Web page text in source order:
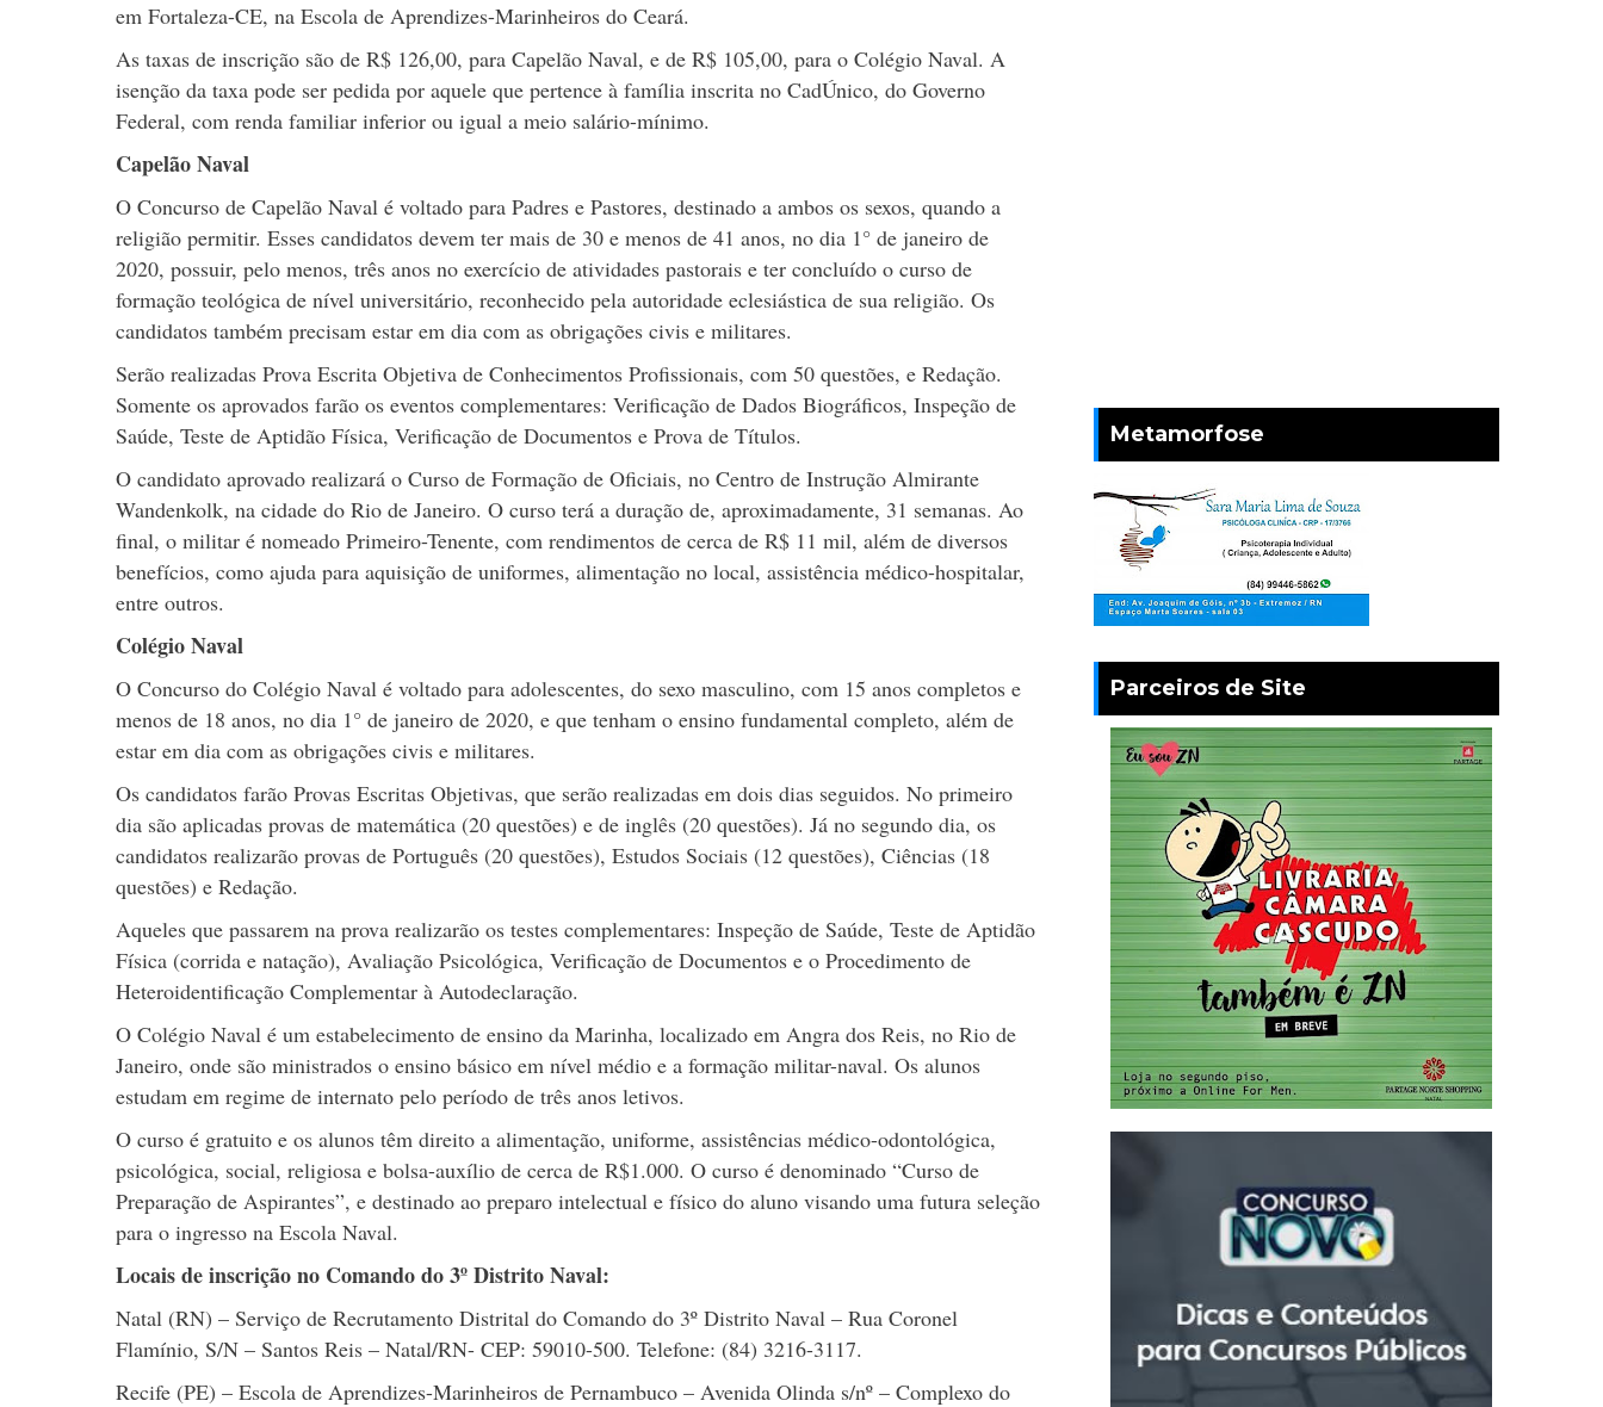
em Fortaleza-CE, na Escola de Aprendizes-Marinheiros do Ceará.
As taxas de inscrição são de R$ 126,00, para Capelão Naval, e de R$ 105,00, para o Colégio Naval. A
isenção da taxa pode ser pedida por aquele que pertence à família inscrita no CadÚnico, do Governo
Federal, com renda familiar inferior ou igual a meio salário-mínimo.
Capelão Naval
O Concurso de Capelão Naval é voltado para Padres e Pastores, destinado a ambos os sexos, quando a
religião permitir. Esses candidatos devem ter mais de 30 e menos de 41 anos, no dia 1° de janeiro de
2020, possuir, pelo menos, três anos no exercício de atividades pastorais e ter concluído o curso de
formação teológica de nível universitário, reconhecido pela autoridade eclesiástica de sua religião. Os
candidatos também precisam estar em dia com as obrigações civis e militares.
Serão realizadas Prova Escrita Objetiva de Conhecimentos Profissionais, com 50 questões, e Redação.
Somente os aprovados farão os eventos complementares: Verificação de Dados Biográficos, Inspeção de
Saúde, Teste de Aptidão Física, Verificação de Documentos e Prova de Títulos.
O candidato aprovado realizará o Curso de Formação de Oficiais, no Centro de Instrução Almirante
Wandenkolk, na cidade do Rio de Janeiro. O curso terá a duração de, aproximadamente, 31 semanas. Ao
final, o militar é nomeado Primeiro-Tenente, com rendimentos de cerca de R$ 11 mil, além de diversos
benefícios, como ajuda para aquisição de uniformes, alimentação no local, assistência médico-hospitalar,
entre outros.
Colégio Naval
O Concurso do Colégio Naval é voltado para adolescentes, do sexo masculino, com 15 anos completos e
menos de 18 anos, no dia 1° de janeiro de 2020, e que tenham o ensino fundamental completo, além de
estar em dia com as obrigações civis e militares.
Os candidatos farão Provas Escritas Objetivas, que serão realizadas em dois dias seguidos. No primeiro
dia são aplicadas provas de matemática (20 questões) e de inglês (20 questões). Já no segundo dia, os
candidatos realizarão provas de Português (20 questões), Estudos Sociais (12 questões), Ciências (18
questões) e Redação.
Aqueles que passarem na prova realizarão os testes complementares: Inspeção de Saúde, Teste de Aptidão
Física (corrida e natação), Avaliação Psicológica, Verificação de Documentos e o Procedimento de
Heteroidentificação Complementar à Autodeclaração.
O Colégio Naval é um estabelecimento de ensino da Marinha, localizado em Angra dos Reis, no Rio de
Janeiro, onde são ministrados o ensino básico em nível médio e a formação militar-naval. Os alunos
estudam em regime de internato pelo período de três anos letivos.
O curso é gratuito e os alunos têm direito a alimentação, uniforme, assistências médico-odontológica,
psicológica, social, religiosa e bolsa-auxílio de cerca de R$1.000. O curso é denominado “Curso de
Preparação de Aspirantes”, e destinado ao preparo intelectual e físico do aluno visando uma futura seleção
para o ingresso na Escola Naval.
Locais de inscrição no Comando do 3º Distrito Naval:
Natal (RN) – Serviço de Recrutamento Distrital do Comando do 3º Distrito Naval – Rua Coronel
Flamínio, S/N – Santos Reis – Natal/RN- CEP: 59010-500. Telefone: (84) 3216-3117.
Recife (PE) – Escola de Aprendizes-Marinheiros de Pernambuco – Avenida Olinda s/nº – Complexo do
Metamorfose
Parceiros de Site